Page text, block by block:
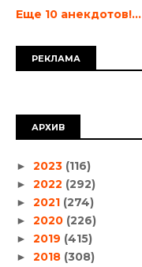
Еще 10 анекдотов!...
РЕКЛАМА
АРХИВ
► 2023 (116)
► 2022 (292)
► 2021 (274)
► 2020 (226)
► 2019 (415)
► 2018 (308)